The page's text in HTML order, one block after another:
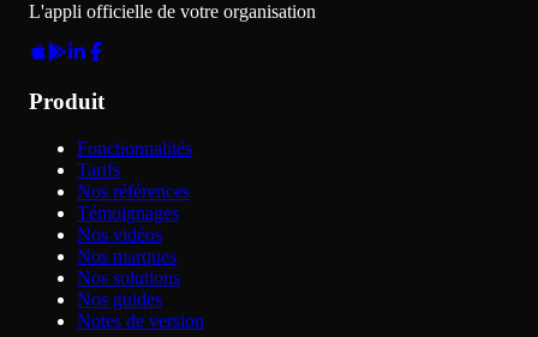
L'appli officielle de votre organisation
Produit
Fonctionnalités
Tarifs
Nos références
Témoignages
Nos vidéos
Nos marques
Nos solutions
Nos guides
Notes de version